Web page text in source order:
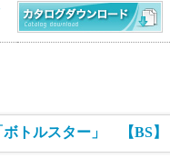
トルスター」 【BS】